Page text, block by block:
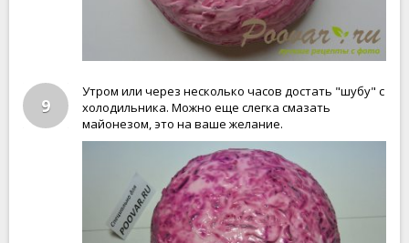
9
Утром или через несколько часов достать "шубу" с
холодильника. Можно еще слегка смазать
майонезом, это на ваше желание.